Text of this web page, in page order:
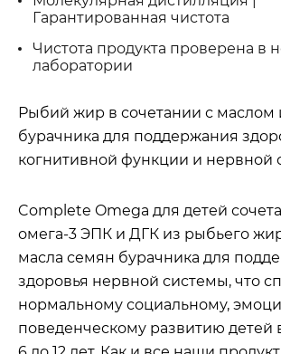
Гарантированная чистота
Чистота продукта проверена в
лаборатории
Рыбий жир в сочетании с маслом
бурачника для поддержания
когнитивной функции и нервной
Complete Omega для детей
омега-3 ЭПК и ДГК из рыбьего
масла семян бурачника для
здоровья нервной системы, что
нормальному социальному,
поведенческому развитию детей